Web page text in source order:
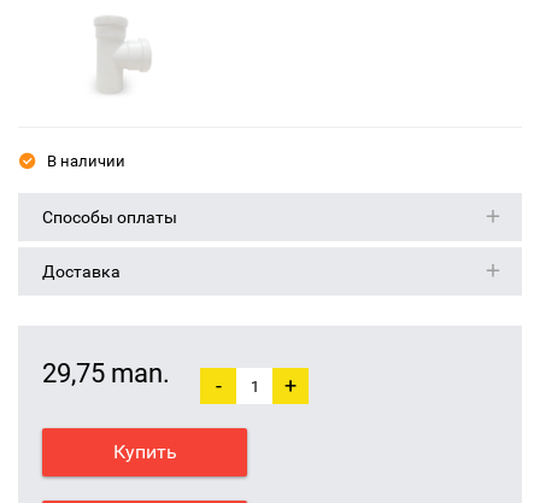
В наличии
Способы оплаты
Доставка
29,75 man. - +
Купить